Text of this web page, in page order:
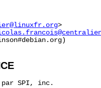
>
SPI, inc.